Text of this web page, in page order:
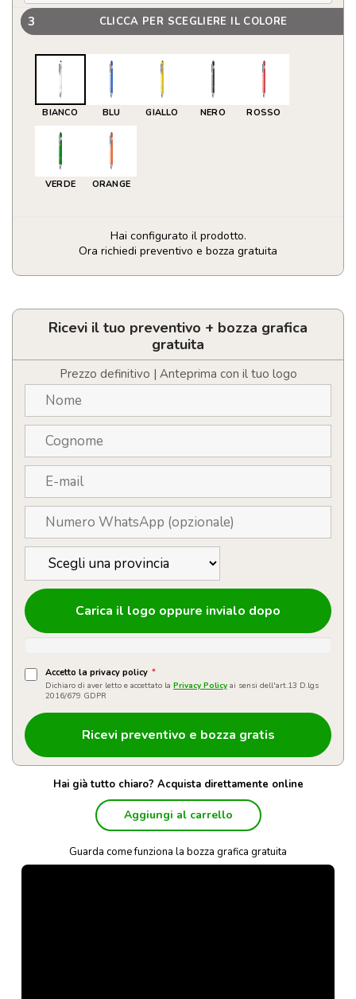
3 CLICCA PER SCEGLIERE IL COLORE
BIANCO BLU GIALLO NERO ROSSO
VERDE ORANGE
Hai configurato il prodotto.
Ora richiedi preventivo e bozza gratuita
Penne
touch
screenRicevi il tuo preventivo + bozza grafica
gratuita
Prezzo definitivo | Anteprima con il tuo logo
Carica il logo oppure invialo dopo
Accetto la privacy policy *
Dichiaro di aver letto e accettato la Privacy Policy ai sensi dell'art.13 D.lgs
2016/679 GDPR
Hai già tutto chiaro? Acquista direttamente online
Aggiungi al carrello
Guarda come funziona la bozza grafica gratuita